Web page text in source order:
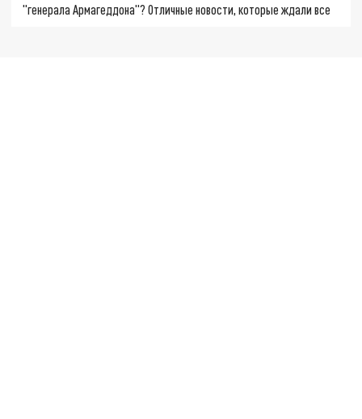
"генерала Армагеддона"? Отличные новости, которые ждали все